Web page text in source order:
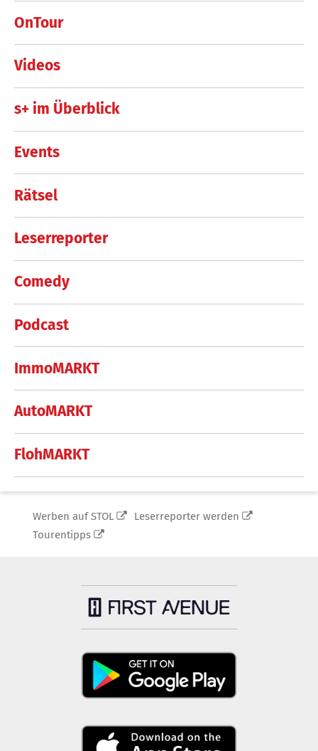
OnTour
Videos
s+ im Überblick
Events
Rätsel
Leserreporter
Comedy
Podcast
ImmoMARKT
AutoMARKT
FlohMARKT
Werben auf STOL
Leserreporter werden
Tourentipps